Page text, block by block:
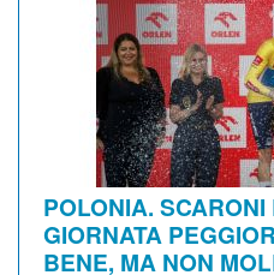
POLONIA.
GIORNATA
BENE, MA NON